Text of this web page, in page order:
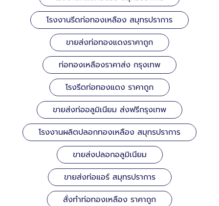
โรงงานรีดท่อทองเหลือง สมุทรปราการ
ขายส่งท่อทองแดงราคาถูก
ท่อทองเหลืองราคาส่ง กรุงเทพ
โรงรีดท่อทองแดง ราคาถูก
ขายส่งท่ออลูมิเนียม ส่งฟรีกรุงเทพ
โรงงานผลิตปลอกทองเหลือง สมุทรปราการ
ขายส่งปลอกอลูมิเนียม
ขายส่งท่อแอร์ สมุทรปราการ
สั่งทำท่อทองเหลือง ราคาถูก